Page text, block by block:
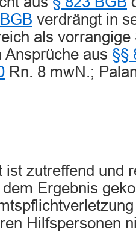
verdrängt in
als
Ansprüche aus §§
Rn. 8 mwN.;
ist zutreffend und
Ergebnis
Hilfspersonen